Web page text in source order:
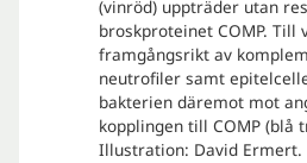
(vinröd) uppträder utan
broskproteinet COMP.
framgångsrikt av
neutrofiler samt
bakterien däremot mot
kopplingen till COMP
Illustration: David Ermert.